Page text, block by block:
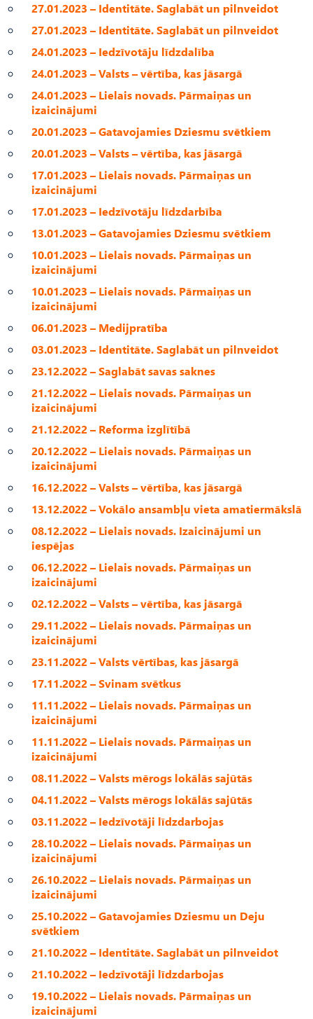
27.01.2023 – Identitāte. Saglabāt un pilnveidot
27.01.2023 – Identitāte. Saglabāt un pilnveidot
24.01.2023 – Iedzīvotāju līdzdalība
24.01.2023 – Valsts – vērtība, kas jāsargā
24.01.2023 – Lielais novads. Pārmaiņas un
izaicinājumi
20.01.2023 – Gatavojamies Dziesmu svētkiem
20.01.2023 – Valsts – vērtība, kas jāsargā
17.01.2023 – Lielais novads. Pārmaiņas un
izaicinājumi
17.01.2023 – Iedzīvotāju līdzdarbība
13.01.2023 – Gatavojamies Dziesmu svētkiem
10.01.2023 – Lielais novads. Pārmaiņas un
izaicinājumi
10.01.2023 – Lielais novads. Pārmaiņas un
izaicinājumi
06.01.2023 – Medijpratība
03.01.2023 – Identitāte. Saglabāt un pilnveidot
23.12.2022 – Saglabāt savas saknes
21.12.2022 – Lielais novads. Pārmaiņas un
izaicinājumi
21.12.2022 – Reforma izglītībā
20.12.2022 – Lielais novads. Pārmaiņas un
izaicinājumi
16.12.2022 – Valsts – vērtība, kas jāsargā
13.12.2022 – Vokālo ansambļu vieta amatiermākslā
08.12.2022 – Lielais novads. Izaicinājumi un
iespējas
06.12.2022 – Lielais novads. Pārmaiņas un
izaicinājumi
02.12.2022 – Valsts – vērtība, kas jāsargā
29.11.2022 – Lielais novads. Pārmaiņas un
izaicinājumi
23.11.2022 – Valsts vērtības, kas jāsargā
17.11.2022 – Svinam svētkus
11.11.2022 – Lielais novads. Pārmaiņas un
izaicinājumi
11.11.2022 – Lielais novads. Pārmaiņas un
izaicinājumi
08.11.2022 – Valsts mērogs lokālās sajūtās
04.11.2022 – Valsts mērogs lokālās sajūtās
03.11.2022 – Iedzīvotāji līdzdarbojas
28.10.2022 – Lielais novads. Pārmaiņas un
izaicinājumi
26.10.2022 – Lielais novads. Pārmaiņas un
izaicinājumi
25.10.2022 – Gatavojamies Dziesmu un Deju
svētkiem
21.10.2022 – Identitāte. Saglabāt un pilnveidot
21.10.2022 – Iedzīvotāji līdzdarbojas
19.10.2022 – Lielais novads. Pārmaiņas un
izaicinājumi